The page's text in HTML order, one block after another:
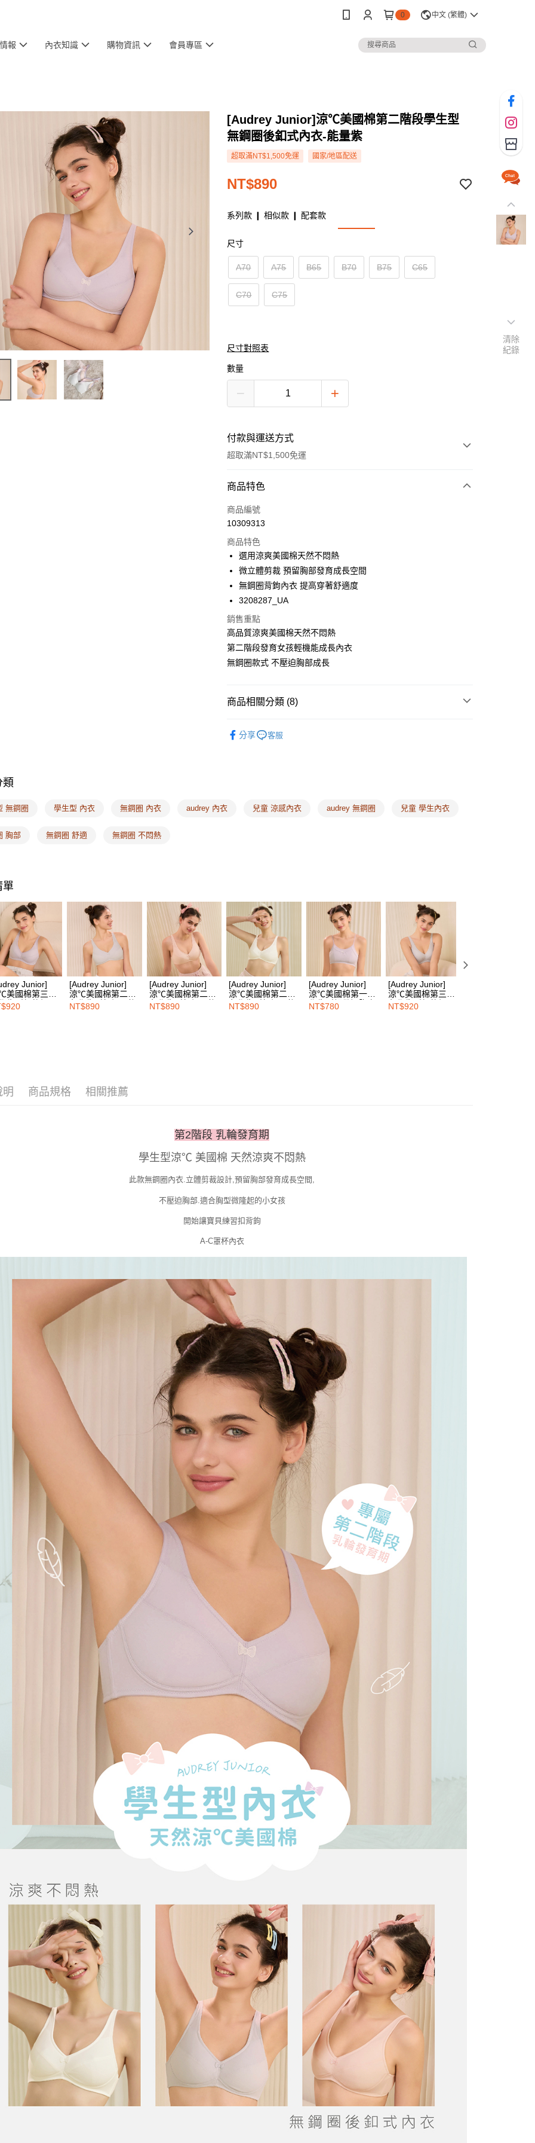
0 中文 (繁體)
報 內衣知識 購物資訊 會員專區
[Audrey Junior]涼℃美國棉第二階段學生型
無鋼圈後釦式內衣-能量紫
超取滿NT$1,500免運 國家/地區配送
NT$890
系列款 ❙ 相似款 ❙ 配套款
尺寸
A70 A75 B65 B70 B75 C65
C70 C75
尺寸對照表
數量
付款與運送方式
超取滿NT$1,500免運
付款方式
信用卡一次付款
LINE Pay
Apple Pay
悠遊付
Google Pay
全盈+PAY
相關說明
便利好安心！
１．簡單：不需註冊會員、不需綁卡、不需儲值。
付」結帳頁面，進行簡訊認證並確認金額後，即可完成結帳。
付客戶支援中心」https://netprotections.freshdesk.com/support/home
【注意事項】
１．透過由恩沛科技股份有限公司提供之「AFTEE先享後付」服務完成之
交易，需依本服務之必要範圍內提供個人資料，並將交易相關給付款項請
求債權轉讓予恩沛科技股份有限公司。
２．關於個人資料處理事宜，請瀏覽以下網址：
https://aftee.tw/terms/#terms3
３．未成年的使用者請事先徵得法定代理人或監護人之同意方可使用
「AFTEE先享後付」，若未經同意申辦者引起之損失，本公司不負相關責
任。
每筆NT$100，滿NT$1,500(含以上)免運費
宅配
每筆NT$100，滿NT$1,500(含以上)免運費
EASY SHOP門市速取
免運費
海外配送
商品特色
商品編號
10309313
商品特色
選用涼爽美國棉天然不悶熱
微立體剪裁 預留胸部發育成長空間
無鋼圈背鉤內衣 提高穿著舒適度
3208287_UA
銷售重點
高品質涼爽美國棉天然不悶熱
第二階段發育女孩輕機能成長內衣
無鋼圈款式 不壓迫胸部成長
商品相關分類 (8)
🔎罩杯分類 A罩杯
分享 客服
類
無鋼圈 學生型 內衣 無鋼圈 內衣 audrey 內衣 兒童 涼感內衣 audrey 無鋼圈 兒童 學生內衣
胸部 無鋼圈 舒適 無鋼圈 不悶熱
單
Junior]
美國棉第三階
生型超軟鋼圈
-能量紫
[Audrey Junior]
涼℃美國棉第二階
段學生型無鋼圈後
釦式內衣-冷靜灰
NT$890
[Audrey Junior]
涼℃美國棉第二階
段學生型無鋼圈後
釦式內衣-甜心粉
NT$890
[Audrey Junior]
涼℃美國棉第二階
段學生型無鋼圈後
釦式內衣-純淨白
NT$890
[Audrey Junior]
涼℃美國棉第一階
學生型細帶短胸衣-
能量紫
NT$780
[Audrey Junior]
涼℃美國棉第三階
段學生型超軟鋼圈
內衣-冷靜灰
NT$920
明 商品規格 相關推薦
第2階段 乳輪發育期
學生型涼℃ 美國棉 天然涼爽不悶熱
此款無鋼圈內衣.立體剪裁設計,預留胸部發育成長空間,
不壓迫胸部.適合胸型微隆起的小女孩
開始讓寶貝練習扣背鉤
A-C罩杯內衣
清除
紀錄